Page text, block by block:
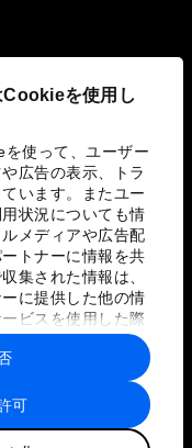
Cookieを使用し
使って、ユーザー
広告の表示、トラ
います。またユー
状況についても情
メディアや広告配
トナーに情報を共
集された情報は、
に提供した他の情
ビスを使用した際
合わされ、各パー
ることがありま
可
用規約